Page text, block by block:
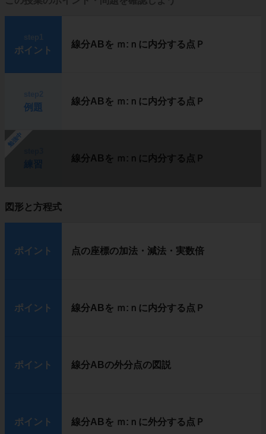
ポイント
線分ABを ｍ:ｎに内分する点Ｐ
例題
線分ABを ｍ:ｎに内分する点Ｐ
勉強中
線分ABを ｍ:ｎに内分する点Ｐ
図形と方程式
ポイント 点の座標の加法・減法・実数倍
ポイント 線分ABを ｍ:ｎに内分する点Ｐ
ポイント 線分ABの外分点の図説
ポイント 線分ABを ｍ:ｎに外分する点Ｐ